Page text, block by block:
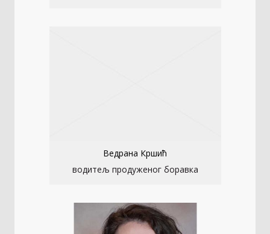
Ведрана Кршић
водитељ продуженог боравка